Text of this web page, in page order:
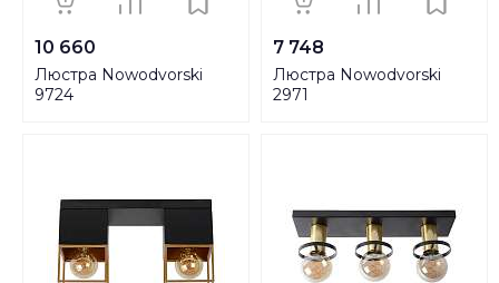
10 660
Люстра Nowodvorski
9724
7 748
Люстра Nowodvorski
2971